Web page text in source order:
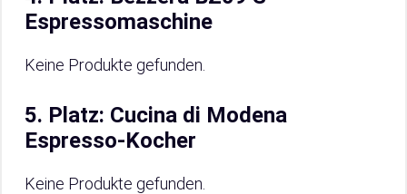
Espressomaschine
Keine Produkte gefunden.
5. Platz: Cucina di Modena
Espresso-Kocher
Keine Produkte gefunden.